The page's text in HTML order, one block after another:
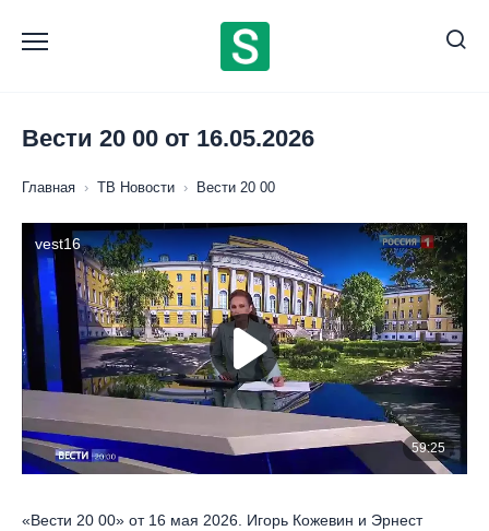
содержанию
Вести 20 00 от 16.05.2026
Главная › ТВ Новости › Вести 20 00
«Вести 20 00» от 16 мая 2026. Игорь Кожевин и Эрнест